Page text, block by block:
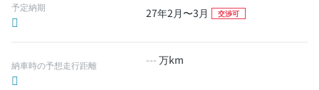
予定納期 27年2月〜3月 交渉可
納車時の予想走行距離 --- 万km